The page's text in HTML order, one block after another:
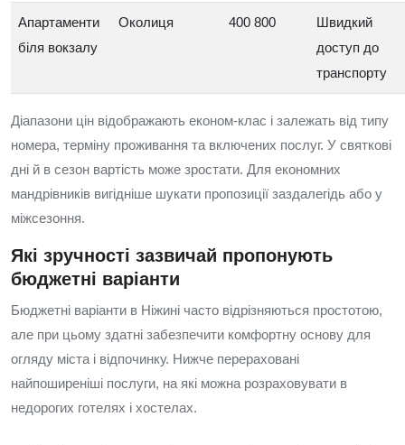
Апартаменти
біля вокзалу
Околиця 400 800
Швидкий
доступ до
транспорту
Діапазони цін відображають економ‑клас і залежать від типу
номера, терміну проживання та включених послуг. У святкові
дні й в сезон вартість може зростати. Для економних
мандрівників вигідніше шукати пропозиції заздалегідь або у
міжсезоння.
Які зручності зазвичай пропонують
бюджетні варіанти
Бюджетні варіанти в Ніжині часто відрізняються простотою,
але при цьому здатні забезпечити комфортну основу для
огляду міста і відпочинку. Нижче перераховані
найпоширеніші послуги, на які можна розраховувати в
недорогих готелях і хостелах.